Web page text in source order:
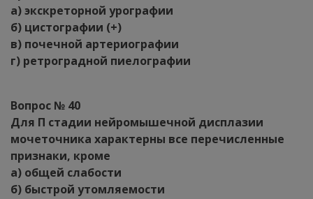
а) экскреторной урографии
б) цистографии (+)
в) почечной артериографии
г) ретроградной пиелографии
Вопрос № 40
Для П стадии нейромышечной дисплазии
мочеточника характерны все перечисленные
признаки, кроме
а) общей слабости
б) быстрой утомляемости